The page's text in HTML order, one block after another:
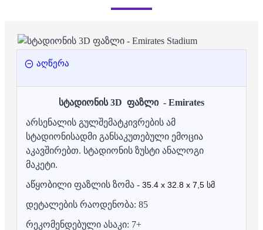
აღწერა
სტადიონის 3D ფაზლი - Emirates
არსენალის გულშემატკივრების ამ
სტადიონისადმი განსაკუთებული ემოცია
აკავშირებთ. სტადიონის ზუსტი ანალოგი
მაკეტი.
აწყობილი ფაზლის ზომა - 35.4 x 32.8 x 7,5 სმ
დეტალების რაოდენობა: 85
რეკომენდებული ასაკი: 7+